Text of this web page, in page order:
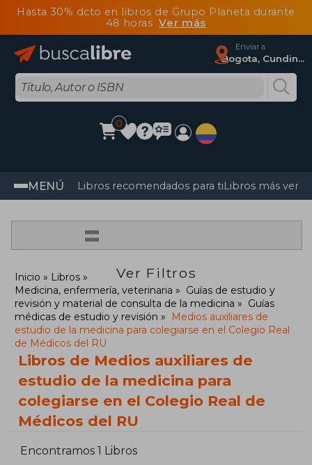
Hasta 30% dcto en libros de Grupo Planeta durante
48 horasVer más
Enviar a
Bogota, Cundinamarca
0
MENÚ Libros recomendados para tiLibros más
=
Ver Filtros
Inicio
Libros
Medicina, enfermería, veterinaria
Guías de estudio y
revisión y material de consulta de la medicina
Guías
médicas de estudio y revisión
Medios auxiliares de
estudio de la medicina para colegiarse en el Colegio Real
de Médicos del RU
Libros de Medios auxiliares de
estudio de la medicina para
colegiarse en el Colegio Real de
Médicos del RU
Encontramos 1 Libros